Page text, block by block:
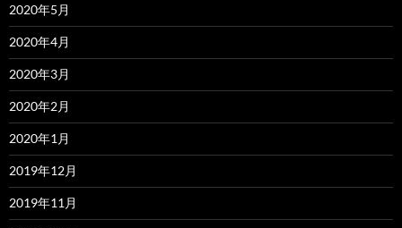
2020年5月
2020年4月
2020年3月
2020年2月
2020年1月
2019年12月
2019年11月